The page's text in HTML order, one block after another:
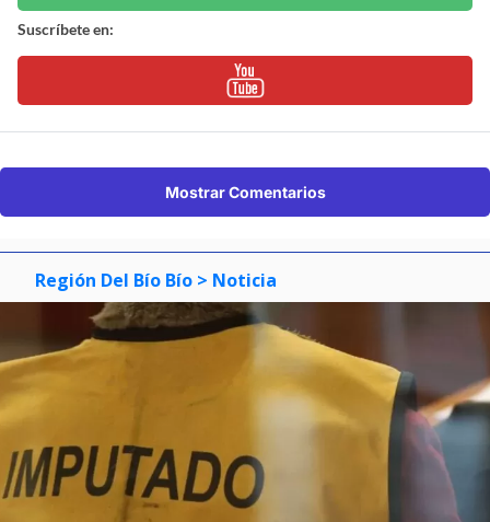
Suscríbete en:
Mostrar Comentarios
Región Del Bío Bío > Noticia